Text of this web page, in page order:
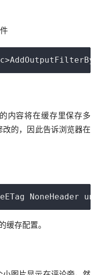
内容将在缓存里保存多
的，因此告诉浏览器在
缓存配置。